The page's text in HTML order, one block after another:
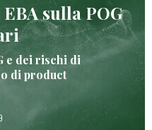
sulla POG
e dei rischi di
di product